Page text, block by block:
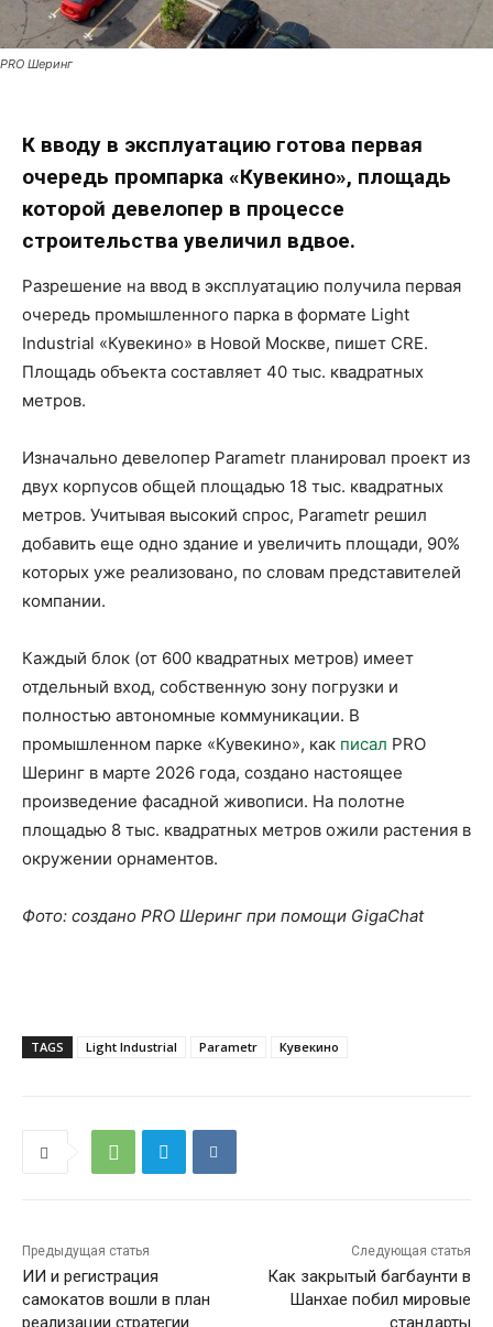
PRO Шеринг
К вводу в эксплуатацию готова первая
очередь промпарка «Кувекино», площадь
которой девелопер в процессе
строительства увеличил вдвое.
Разрешение на ввод в эксплуатацию получила первая
очередь промышленного парка в формате Light
Industrial «Кувекино» в Новой Москве, пишет CRE.
Площадь объекта составляет 40 тыс. квадратных
метров.
Изначально девелопер Parametr планировал проект из
двух корпусов общей площадью 18 тыс. квадратных
метров. Учитывая высокий спрос, Parametr решил
добавить еще одно здание и увеличить площади, 90%
которых уже реализовано, по словам представителей
компании.
Каждый блок (от 600 квадратных метров) имеет
отдельный вход, собственную зону погрузки и
полностью автономные коммуникации. В
промышленном парке «Кувекино», как писал PRO
Шеринг в марте 2026 года, создано настоящее
произведение фасадной живописи. На полотне
площадью 8 тыс. квадратных метров ожили растения в
окружении орнаментов.
Фото: создано PRO Шеринг при помощи GigaChat
TAGS Light Industrial Parametr Кувекино
Предыдущая статья
ИИ и регистрация
самокатов вошли в план
реализации стратегии
Следующая статья
Как закрытый багбаунти в
Шанхае побил мировые
стандарты